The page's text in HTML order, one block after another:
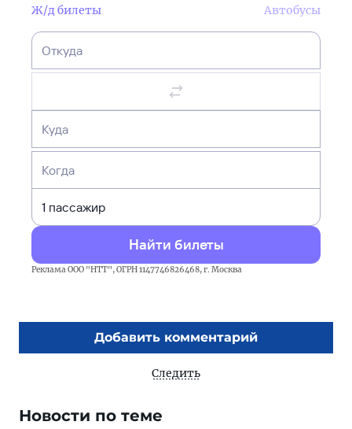
Ж/д билеты Автобусы
Откуда
Куда
Когда
Найти билеты
Реклама ООО "НТТ", ОГРН 1147746826468, г. Москва
Добавить комментарий
Следить
Новости по теме